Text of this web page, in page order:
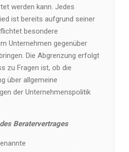
werden kann. Jedes
ist bereits aufgrund seiner
besondere
Unternehmen gegenüber
Die Abgrenzung erfolgt
zu Fragen ist, ob die
über allgemeine
der Unternehmenspolitik
Beratervertrages